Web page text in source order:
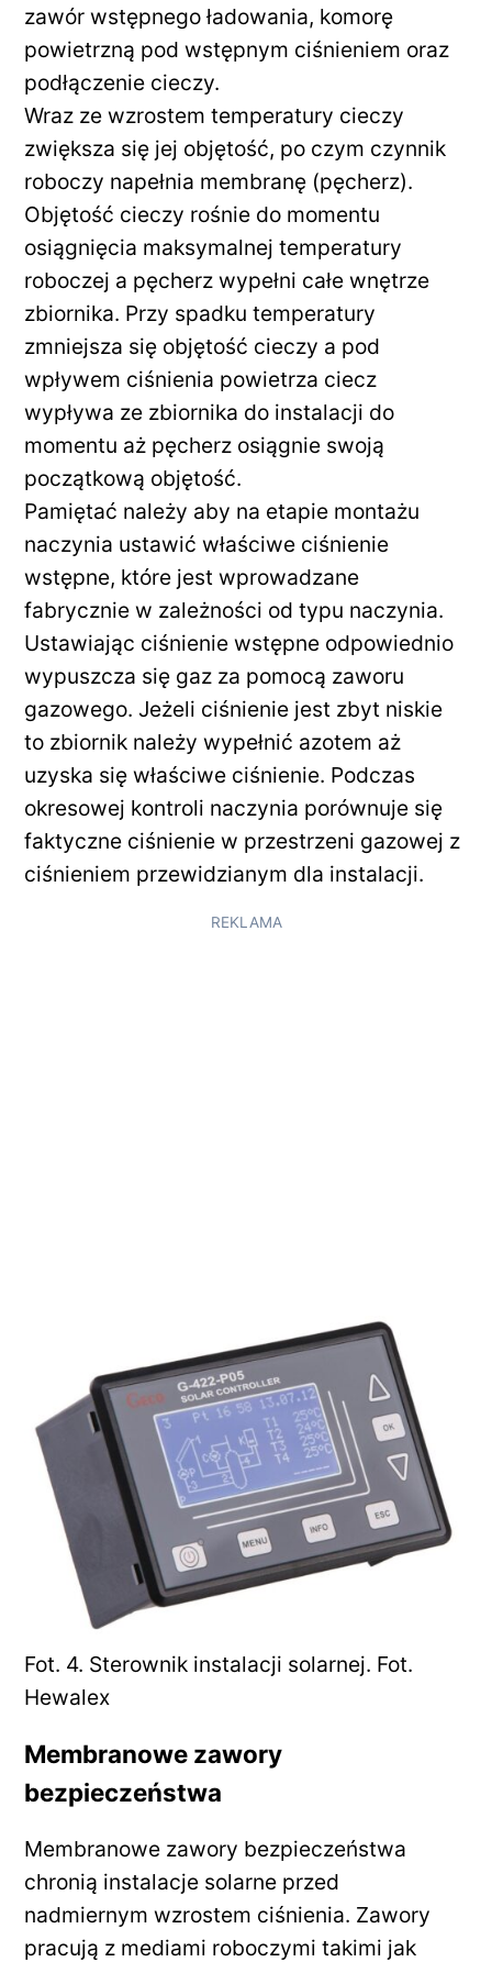
zawór wstępnego ładowania, komorę
powietrzną pod wstępnym ciśnieniem oraz
podłączenie cieczy.
Wraz ze wzrostem temperatury cieczy
zwiększa się jej objętość, po czym czynnik
roboczy napełnia membranę (pęcherz).
Objętość cieczy rośnie do momentu
osiągnięcia maksymalnej temperatury
roboczej a pęcherz wypełni całe wnętrze
zbiornika. Przy spadku temperatury
zmniejsza się objętość cieczy a pod
wpływem ciśnienia powietrza ciecz
wypływa ze zbiornika do instalacji do
momentu aż pęcherz osiągnie swoją
początkową objętość.
Pamiętać należy aby na etapie montażu
naczynia ustawić właściwe ciśnienie
wstępne, które jest wprowadzane
fabrycznie w zależności od typu naczynia.
Ustawiając ciśnienie wstępne odpowiednio
wypuszcza się gaz za pomocą zaworu
gazowego. Jeżeli ciśnienie jest zbyt niskie
to zbiornik należy wypełnić azotem aż
uzyska się właściwe ciśnienie. Podczas
okresowej kontroli naczynia porównuje się
faktyczne ciśnienie w przestrzeni gazowej z
ciśnieniem przewidzianym dla instalacji.
REKLAMA
Fot. 4. Sterownik instalacji solarnej. Fot.
Hewalex
Membranowe zawory
bezpieczeństwa
Membranowe zawory bezpieczeństwa
chronią instalacje solarne przed
nadmiernym wzrostem ciśnienia. Zawory
pracują z mediami roboczymi takimi jak